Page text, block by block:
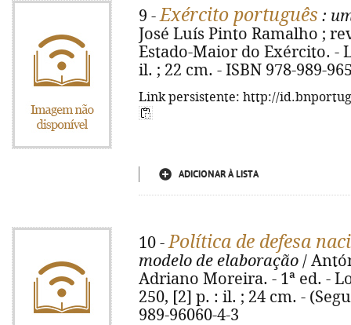
9 -Exército português :
José Luís Pinto Ramalho ;
Estado-Maior do Exército. -
il. ; 22 cm. - ISBN 978-989-
Link persistente: http://
ADICIONAR À LISTA
10 -Política de defesa
modelo de elaboração /
Adriano Moreira. - 1ª ed. -
250, [2] p. : il. ; 24 cm. -
989-96060-4-3